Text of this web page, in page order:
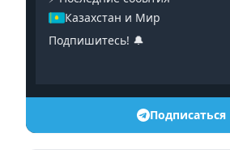
Казахстан и Мир
Подпишитесь! 🔔
Подписаться